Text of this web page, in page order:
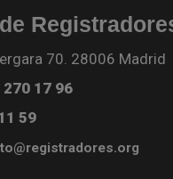
70. 28006 Madrid
270 17 96
59